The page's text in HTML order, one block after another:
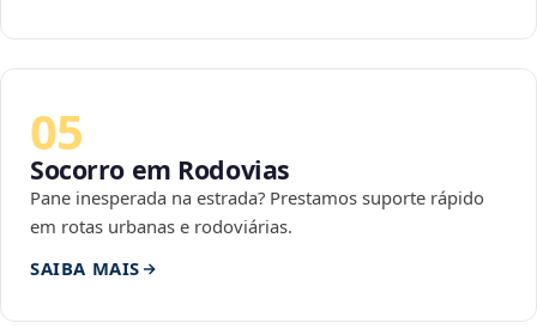
05
Socorro em Rodovias
Pane inesperada na estrada? Prestamos suporte rápido
em rotas urbanas e rodoviárias.
SAIBA MAIS